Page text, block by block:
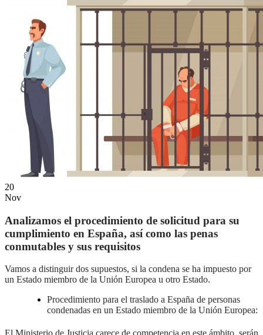
Contacto
Equipo
ES
20
Nov
Analizamos el procedimiento de solicitud para su
cumplimiento en España, así como las penas
conmutables y sus requisitos
Vamos a distinguir dos supuestos, si la condena se ha impuesto por
un Estado miembro de la Unión Europea u otro Estado.
Procedimiento para el traslado a España de personas
condenadas en un Estado miembro de la Unión Europea:
El Ministerio de Justicia carece de competencia en este ámbito, serán